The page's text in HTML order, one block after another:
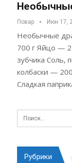
Повар Июн 17,
Необычные
700 г Яйцо —
зубчика Соль,
колбаски —
Сладкая
Рубрики